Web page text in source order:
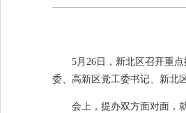
5月26日，新北区召开重
委、高新区党工委书记、新北
会上，提办双方面对面，